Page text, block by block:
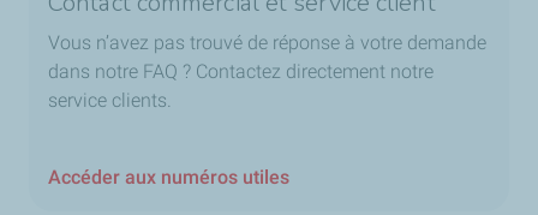
Vous n’avez pas trouvé de réponse à votre demande
dans notre FAQ ? Contactez directement notre
service clients.
Accéder aux numéros utiles